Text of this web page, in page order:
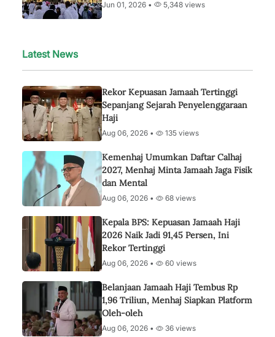
Jun 01, 2026 • 5,348 views
Latest News
Rekor Kepuasan Jamaah Tertinggi
Sepanjang Sejarah Penyelenggaraan
Haji
Aug 06, 2026 • 135 views
Kemenhaj Umumkan Daftar Calhaj
2027, Menhaj Minta Jamaah Jaga Fisik
dan Mental
Aug 06, 2026 • 68 views
Kepala BPS: Kepuasan Jamaah Haji
2026 Naik Jadi 91,45 Persen, Ini
Rekor Tertinggi
Aug 06, 2026 • 60 views
Belanjaan Jamaah Haji Tembus Rp
1,96 Triliun, Menhaj Siapkan Platform
Oleh-oleh
Aug 06, 2026 • 36 views